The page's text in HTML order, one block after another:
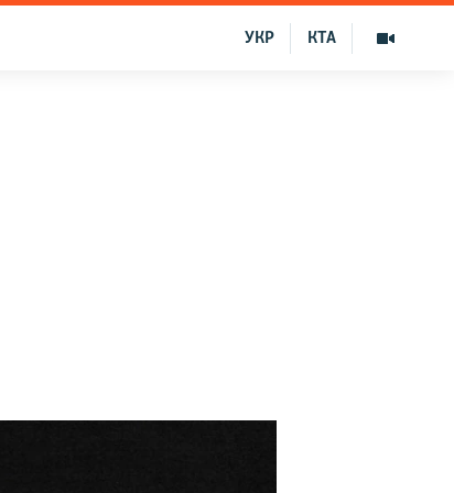
КТА
УКР